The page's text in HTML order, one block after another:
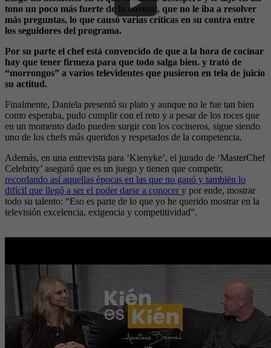
tono un poco más fuerte de lo normal, que no le iba a resolver
más preguntas, lo que causó varias críticas en su contra entre
los seguidores del programa.
Por su parte el chef está convencido de que a la hora de cocinar
hay que tener firmeza para que todo salga bien. y trató de
“morrongos” a varios televidentes que pusieron en tela de juicio
su actitud.
Finalmente, Daniela presentó su plato y aunque no le fue tan bien
como esperaba, pudo cumplir con el reto y a pesar de los roces que
en un momento dado pueden surgir con los cocineros, sigue siendo
uno de los chefs más queridos y respetados de la competencia.
Además, en una entrevista para ‘Kienyke’, el jurado de ‘MasterChef
Celebrity’ aseguró que es un juego y tienen que competir,
recordando así aquellas épocas en las que no ganó y también lo
difícil que llegó a ser el poder darse a conocer y por ende, mostrar
todo su talento: “Eso es parte de lo que yo he querido mostrar en la
televisión excelencia, exigencia y competitividad”.